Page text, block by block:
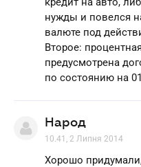
нужды и повелся
валюте под
Второе:
предусмотрена
по состоянию на
Народ
10.41, 2 Липня 2014
Хорошо